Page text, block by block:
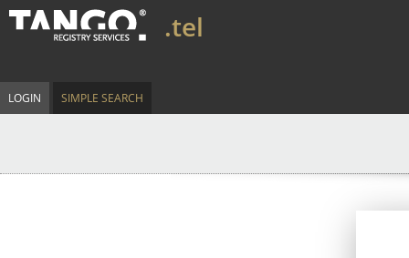
.tel
LOGIN SIMPLE SEARCH